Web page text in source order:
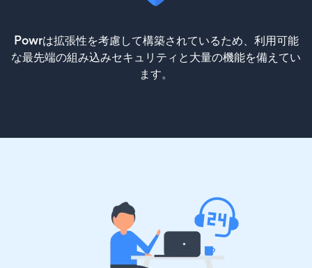
Powrは拡張性を考慮して構築されているため、利用可能
な最先端の組み込みセキュリティと大量の機能を備えてい
ます。